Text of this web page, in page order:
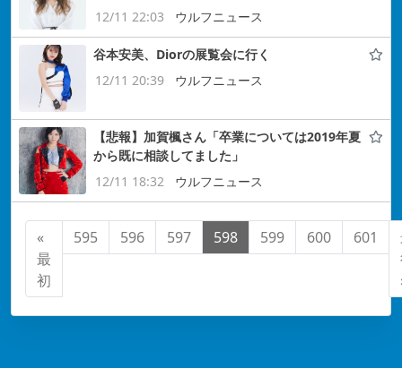
12/11 22:03
ウルフニュース
谷本安美、Diorの展覧会に行く
12/11 20:39
ウルフニュース
【悲報】加賀楓さん「卒業については2019年夏
から既に相談してました」
12/11 18:32
ウルフニュース
«
最
初
595 596 597 598 599 600 601